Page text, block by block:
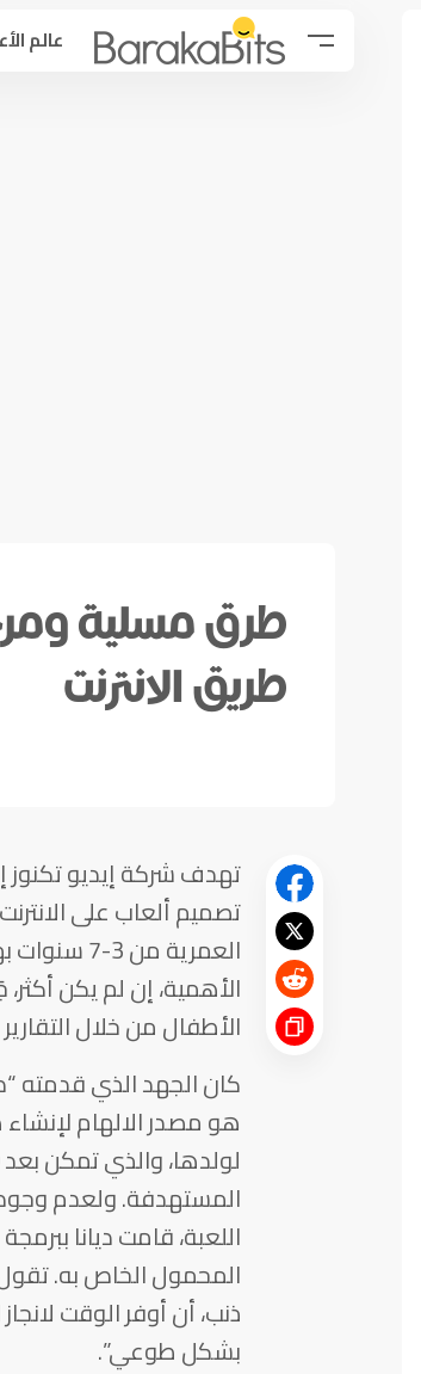
عالم
طرق مسلية
طريق الانترنت
تهدف شركة إيديو
تصميم ألعاب على
العمرية
الأهمية، إن لم يكن
الأطفال من خلال
كان الجهد الذي قدمته
هو مصدر الالهام
المستهدفة. ولعدم
اللعبة، قامت ديانا
المحمول الخاص به.
ذنب، أن أوفر الوقت
بشكل طوعي”.